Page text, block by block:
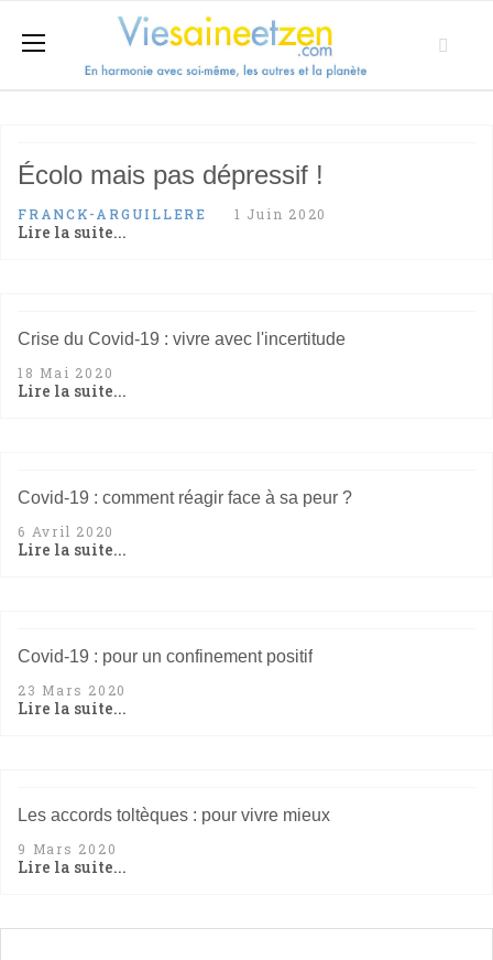
Écolo mais pas dépressif !
FRANCK-ARGUILLERE 1 Juin 2020
Lire la suite...
Crise du Covid-19 : vivre avec l'incertitude
18 Mai 2020
Lire la suite...
Covid-19 : comment réagir face à sa peur ?
6 Avril 2020
Lire la suite...
Covid-19 : pour un confinement positif
23 Mars 2020
Lire la suite...
Les accords toltèques : pour vivre mieux
9 Mars 2020
Lire la suite...